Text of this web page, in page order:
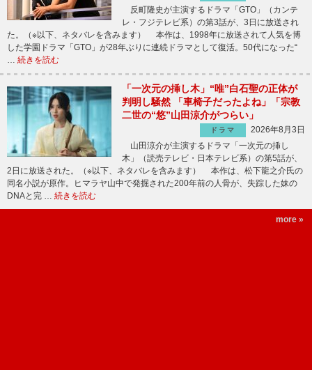
反町隆史が主演するドラマ「GTO」（カンテ
レ・フジテレビ系）の第3話が、3日に放送され
た。（※以下、ネタバレを含みます） 本作は、1998年に放送されて人気を博
した学園ドラマ「GTO」が28年ぶりに連続ドラマとして復活。50代になった“
… 続きを読む
「一次元の挿し木」“唯”白石聖の正体が
判明し騒然 「車椅子だったよね」「宗教
二世の“悠”山田涼介がつらい」
ドラマ
2026年8月3日
山田涼介が主演するドラマ「一次元の挿し
木」（読売テレビ・日本テレビ系）の第5話が、
2日に放送された。（※以下、ネタバレを含みます） 本作は、松下龍之介氏の
同名小説が原作。ヒマラヤ山中で発掘された200年前の人骨が、失踪した妹の
DNAと完 … 続きを読む
more »